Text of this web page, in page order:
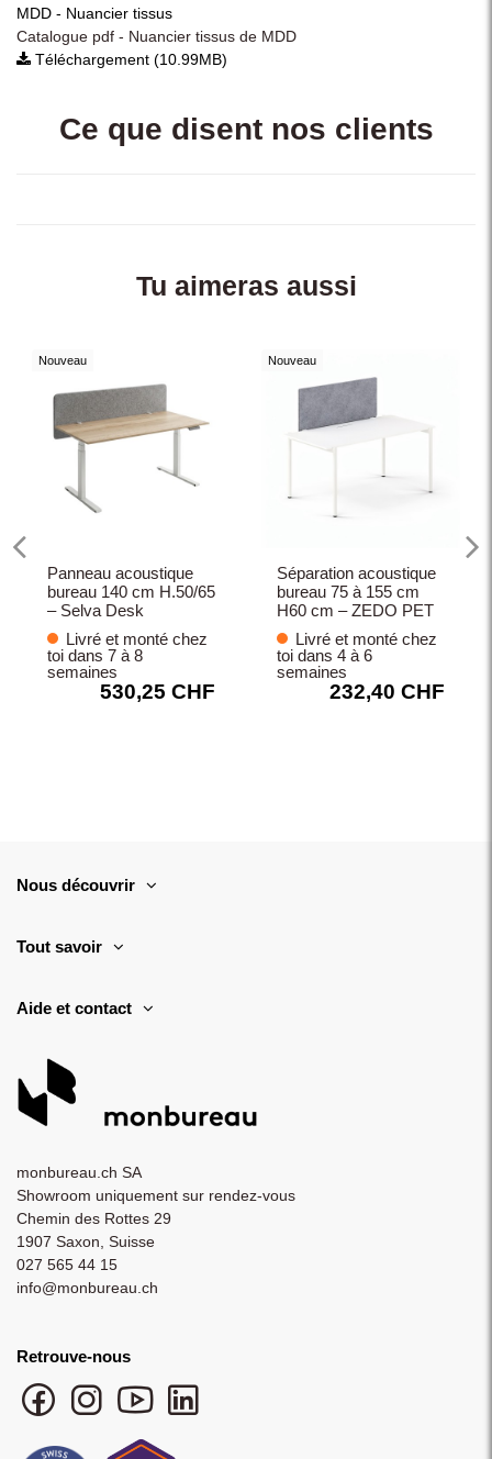
MDD - Nuancier tissus
Catalogue pdf - Nuancier tissus de MDD
Téléchargement (10.99MB)
Ce que disent nos clients
Tu aimeras aussi
Nouveau
Panneau acoustique
bureau 140 cm H.50/65
– Selva Desk
Livré et monté chez
toi dans 7 à 8
semaines
530,25 CHF
Nouveau
Séparation acoustique
bureau 75 à 155 cm
H60 cm – ZEDO PET
Livré et monté chez
toi dans 4 à 6
semaines
232,40 CHF
Nous découvrir
Tout savoir
Aide et contact
monbureau.ch SA
Showroom uniquement sur rendez-vous
Chemin des Rottes 29
1907 Saxon, Suisse
027 565 44 15
info@monbureau.ch
Retrouve-nous
Facebook monbureau
Instagram monbureau
YouTube monbureau